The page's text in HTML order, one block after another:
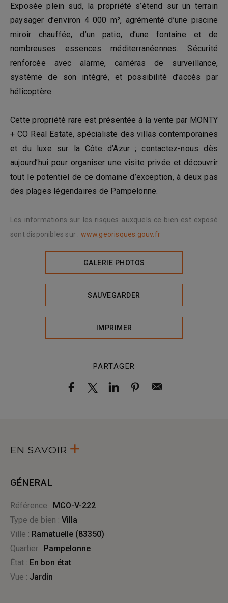
Exposée plein sud, la propriété s’étend sur un terrain
paysager d’environ 4 000 m², agrémenté d’une piscine
miroir chauffée, d’un patio, d’une fontaine et de
nombreuses essences méditerranéennes. Sécurité
renforcée avec alarme, caméras de surveillance,
système de son intégré, et possibilité d’accès par
hélicoptère.
Cette propriété rare est présentée à la vente par MONTY
+ CO Real Estate, spécialiste des villas contemporaines
et du luxe sur la Côte d’Azur ; contactez-nous dès
aujourd’hui pour organiser une visite privée et découvrir
tout le potentiel de ce domaine d’exception, à deux pas
des plages légendaires de Pampelonne.
Les informations sur les risques auxquels ce bien est exposé
sont disponibles sur : www.georisques.gouv.fr
GALERIE PHOTOS
SAUVEGARDER
IMPRIMER
PARTAGER
EN SAVOIR
GÉNERAL
Référence :
MCO-V-222
Type de bien :
villa
Ville :
Ramatuelle (83350)
Quartier :
Pampelonne
État :
en bon état
Vue :
jardin